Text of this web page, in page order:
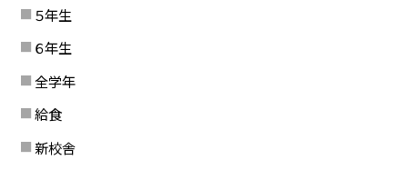
５年生
６年生
全学年
給食
新校舎